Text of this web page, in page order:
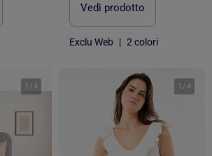
Vedi prodotto
Exclu Web | 2 colori
1 /4 1 /4